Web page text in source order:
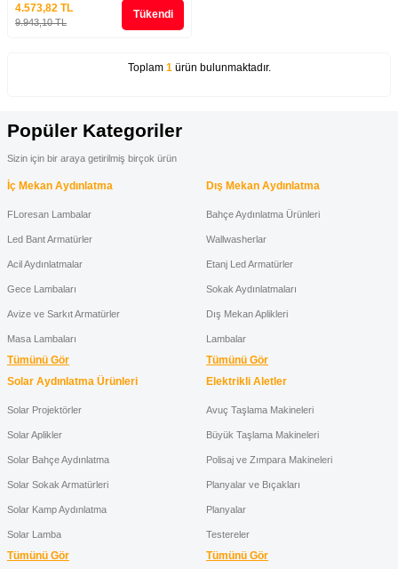
9.943,10TL
4.573,82 TL
Tükendi
Toplam 1 ürün bulunmaktadır.
Popüler Kategoriler
Sizin için bir araya getirilmiş birçok ürün
İç Mekan Aydınlatma
FLoresan Lambalar
Led Bant Armatürler
Acil Aydınlatmalar
Gece Lambaları
Avize ve Sarkıt Armatürler
Masa Lambaları
Tümünü Gör
Dış Mekan Aydınlatma
Bahçe Aydınlatma Ürünleri
Wallwasherlar
Etanj Led Armatürler
Sokak Aydınlatmaları
Dış Mekan Aplikleri
Lambalar
Tümünü Gör
Solar Aydınlatma Ürünleri
Solar Projektörler
Solar Aplikler
Solar Bahçe Aydınlatma
Solar Sokak Armatürleri
Solar Kamp Aydınlatma
Solar Lamba
Tümünü Gör
Elektrikli Aletler
Avuç Taşlama Makineleri
Büyük Taşlama Makineleri
Polisaj ve Zımpara Makineleri
Planyalar ve Bıçakları
Planyalar
Testereler
Tümünü Gör